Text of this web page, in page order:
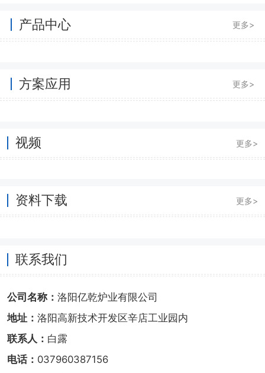
产品中心 更多>
方案应用 更多>
视频 更多>
资料下载 更多>
联系我们
公司名称： 洛阳亿乾炉业有限公司
地址： 洛阳高新技术开发区辛店工业园内
联系人： 白露
电话： 037960387156